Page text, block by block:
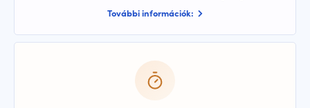
További információk: